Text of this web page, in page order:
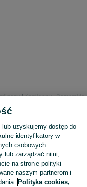
Kardigany - Pomorskie
Szeroki wybór kardiganów damskich Rumia ▶️ długie, krótkie, wełniane i bawełniane ✅ Nowe i używane w dobrych cenach ✌ Sprawdź oferty na OLX.pl! Zobacz
uzyskujemy dostęp do
identyfikatory w
osobowych.
lub zarządzać nimi,
na stronie polityki
naszym partnerom i
Polityka cookies,